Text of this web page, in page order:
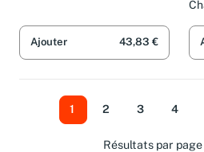
Ajouter 43,83 €
Résultats par page
1 2 3 4